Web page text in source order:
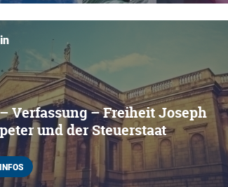
Verfassung – Freiheit Joseph
und der Steuerstaat